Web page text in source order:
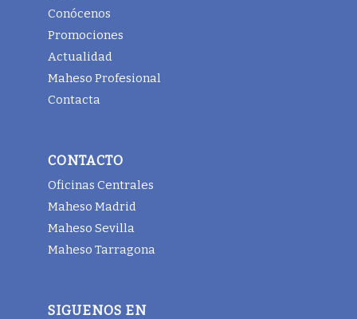
Conócenos
Promociones
Actualidad
Maheso Profesional
Contacta
CONTACTO
Oficinas Centrales
Maheso Madrid
Maheso Sevilla
Maheso Tarragona
SIGUENOS EN